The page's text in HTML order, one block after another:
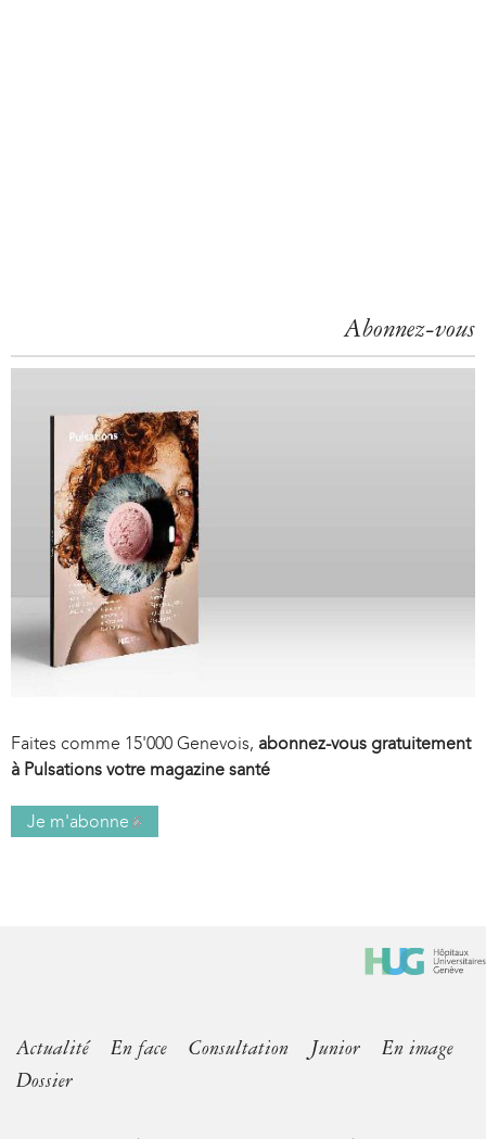
Abonnez-vous
Faites comme 15'000 Genevois, abonnez-vous gratuitement
à Pulsations votre magazine santé
Je m'abonne(
t
n
Actualité En face Consultation Junior
En image
Dossier